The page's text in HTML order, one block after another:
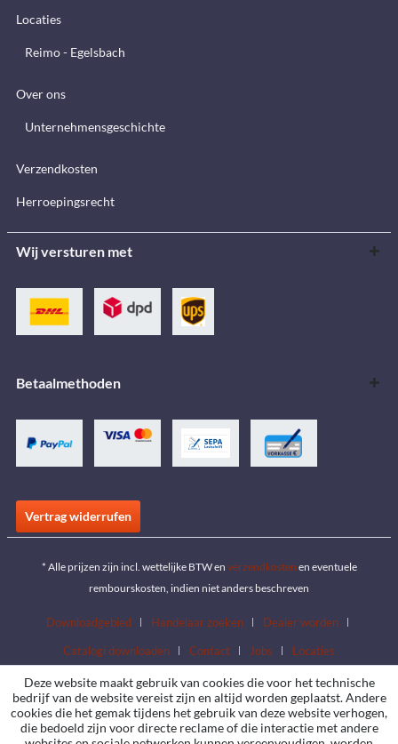
Locaties
Reimo - Egelsbach
Over ons
Unternehmensgeschichte
Verzendkosten
Herroepingsrecht
Wij versturen met
Betaalmethoden
Vertrag widerrufen
* Alle prijzen zijn incl. wettelijke BTW en verzendkosten en eventuele
rembourskosten, indien niet anders beschreven
Downloadgebied Handelaar zoeken
Dealer worden
Catalogi downloaden
Contact Jobs Locaties
Deze website maakt gebruik van cookies die voor het technische
bedrijf van de website vereist zijn en altijd worden geplaatst. Andere
cookies die het gemak tijdens het gebruik van deze website verhogen,
die bedoeld zijn voor directe reclame of die interactie met andere